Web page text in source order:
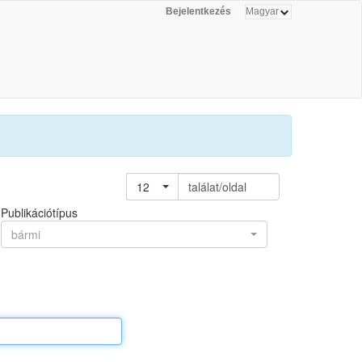
Bejelentkezés
12
találat/oldal
Publikációtípus
bármi